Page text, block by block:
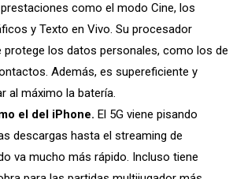
como el modo Cine, los
y Texto en Vivo. Su procesador
protege los datos personales, como los de
Además, es supereficiente y
al máximo la batería.
el del iPhone. El 5G viene pisando
descargas hasta el streaming de
va mucho más rápido. Incluso tiene